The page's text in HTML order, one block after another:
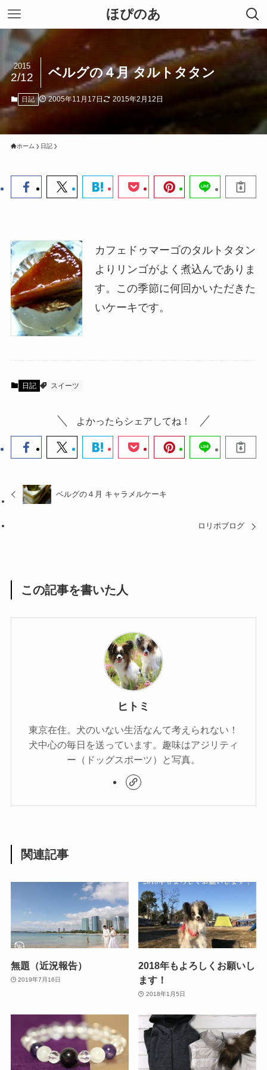
ほぴのあ
ベルグの４月 タルトタタン
2015
2/12
日記 2005年11月17日 2015年2月12日
ホーム 日記
カフェドゥマーゴのタルトタタン
よりリンゴがよく煮込んでありま
す。この季節に何回かいただきた
いケーキです。
日記 スイーツ
よかったらシェアしてね！
ベルグの４月 キャラメルケーキ
ロリポブログ
この記事を書いた人
ヒトミ
東京在住。犬のいない生活なんて考えられない！
犬中心の毎日を送っています。趣味はアジリティ
ー（ドッグスポーツ）と写真。
関連記事
無題（近況報告）
2019年7月16日
2018年もよろしくお願いし
ます！
2018年1月5日